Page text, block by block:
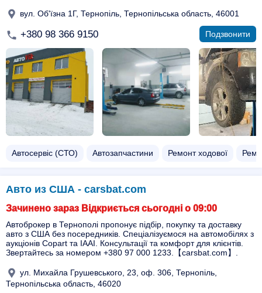
вул. Об'їзна 1Г, Тернопіль, Тернопільська область, 46001
+380 98 366 9150 Подзвонити
Автосервіс (СТО) Автозапчастини Ремонт ходової
Авто из США - carsbat.com
Зачинено зараз Відкриється сьогодні о 09:00
Автоброкер в Тернополі пропонує підбір, покупку та доставку
авто з США без посередників. Спеціалізуємося на автомобілях з
аукціонів Copart та IAAI. Консультації та комфорт для клієнтів.
Звертайтесь за номером +380 97 000 1233.【carsbat.com】.
ул. Михайла Грушевського, 23, оф. 306, Тернопіль,
Тернопільська область, 46020